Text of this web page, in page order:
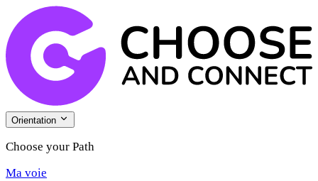
Orientation
Choose your Path
Ma voie